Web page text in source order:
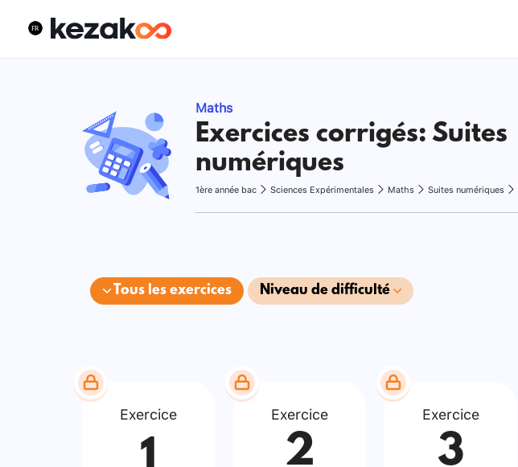
Maths
Exercices corrigés: Suites
numériques
1ère année bac Sciences Expérimentales Maths Suites numériques
Tous les exercices Niveau de difficulté
Exercice Exercice
2
Exercice
3